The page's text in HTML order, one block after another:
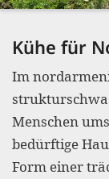
Kühe für
Im
Menschen
bedürftige
Form einer